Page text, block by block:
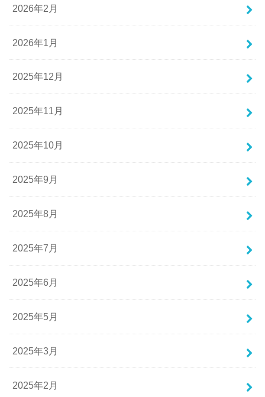
2026年2月
2026年1月
2025年12月
2025年11月
2025年10月
2025年9月
2025年8月
2025年7月
2025年6月
2025年5月
2025年3月
2025年2月